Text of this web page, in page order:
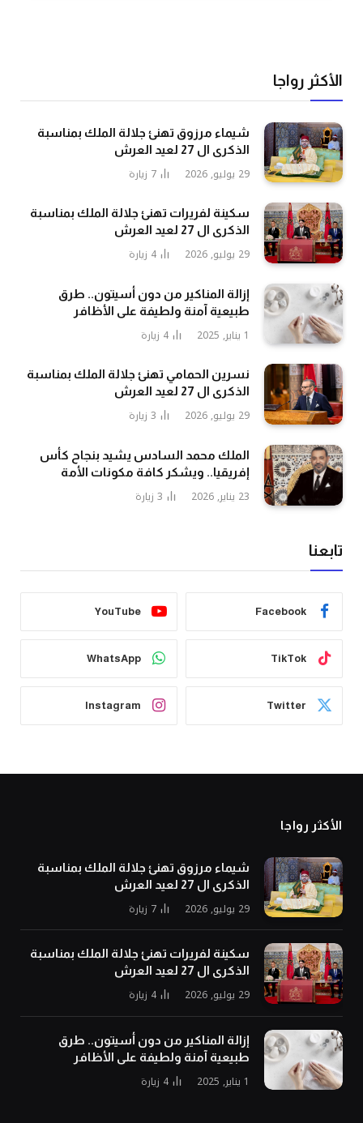
الأكثر رواجا
شيماء مرزوق تهنئ جلالة الملك بمناسبة
الذكرى ال 27 لعيد العرش
29 يوليو, 2026 7 زيارة
سكينة لفريرات تهنئ جلالة الملك بمناسبة
الذكرى ال 27 لعيد العرش
29 يوليو, 2026 4 زيارة
إزالة المناكير من دون أسيتون.. طرق
طبيعية آمنة ولطيفة على الأظافر
1 يناير, 2025 4 زيارة
نسرين الحمامي تهنئ جلالة الملك بمناسبة
الذكرى ال 27 لعيد العرش
29 يوليو, 2026 3 زيارة
الملك محمد السادس يشيد بنجاح كأس
إفريقيا.. ويشكر كافة مكونات الأمة
23 يناير, 2026 3 زيارة
تابعنا
Facebook
YouTube
TikTok
WhatsApp
Twitter
Instagram
الأكثر رواجا
شيماء مرزوق تهنئ جلالة الملك بمناسبة
الذكرى ال 27 لعيد العرش
29 يوليو, 2026 7 زيارة
سكينة لفريرات تهنئ جلالة الملك بمناسبة
الذكرى ال 27 لعيد العرش
29 يوليو, 2026 4 زيارة
إزالة المناكير من دون أسيتون.. طرق
طبيعية آمنة ولطيفة على الأظافر
1 يناير, 2025 4 زيارة